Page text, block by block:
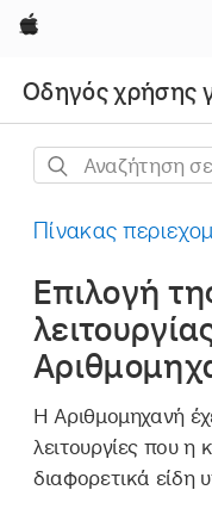
Apple
Οδηγός χρήσης
Αναζήτηση
αυτόν
οδηγό
Πίνακας
Επιλογή
Η Αριθμομηχανή
λειτουργίες που η
διαφορετικά είδη